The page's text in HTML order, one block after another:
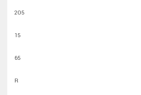
205
15
65
R